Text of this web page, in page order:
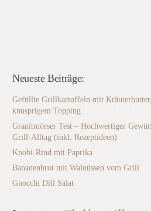
Neueste Beiträge:
Gefüllte Grillkartoffeln mit
knusprigem Topping
Granitmörser Test – Hochwertiger
Grill-Alltag (inkl. Rezeptideen)
Knobi-Rind mit Paprika
Bananenbrot mit Walnüssen vom Grill
Gnocchi Dill Salat